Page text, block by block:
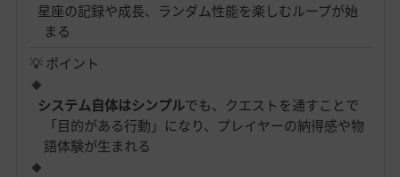
星座の記録や成長、ランダム性能を楽しむループが始
まる
💡 ポイント
システム自体はシンプルでも、クエストを通すことで
「目的がある行動」になり、プレイヤーの納得感や物
語体験が生まれる